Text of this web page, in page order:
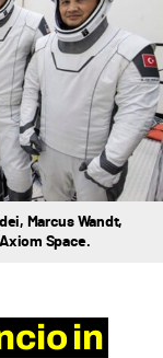
Marcus Wandt,
Space.
in